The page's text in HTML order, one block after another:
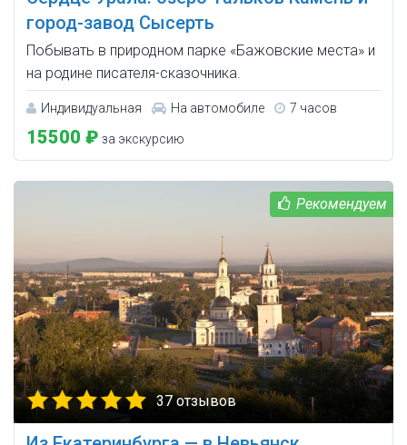
город-завод Сысерть
Побывать в природном парке «Бажовские места» и
на родине писателя-сказочника.
Индивидуальная На автомобиле 7 часов
15500 ₽ за экскурсию
37 отзывов